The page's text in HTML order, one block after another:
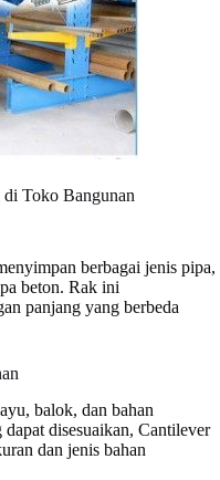
Toko Bangunan
berbagai jenis pipa,
beton. Rak ini
panjang yang berbeda
balok, dan bahan
disesuaikan, Cantilever
dan jenis bahan